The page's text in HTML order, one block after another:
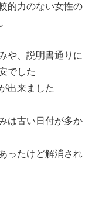
的力のない女性の
や、説明書通りに
でした
出来ました
は古い日付が多か
ったけど解消され